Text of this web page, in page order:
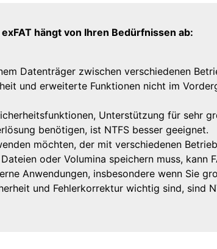
hängt von Ihren Bedürfnissen ab:
Datenträger zwischen verschiedenen
und erweiterte Funktionen nicht im
Unterstützung für sehr
benötigen, ist NTFS besser geeignet.
möchten, der mit verschiedenen
oder Volumina speichern muss, kann
Anwendungen, insbesondere wenn Sie
und Fehlerkorrektur wichtig sind, sind